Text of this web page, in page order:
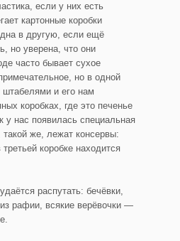
если у них есть
картонные коробки
в другую, если ещё
но уверена, что они
часто бывает сухое
но в одной
и его нам
коробках, где это печенье
у нас появилась специальная
же, лежат консервы:
коробке находится
распутать: бечёвки,
рафии, всякие верёвочки —